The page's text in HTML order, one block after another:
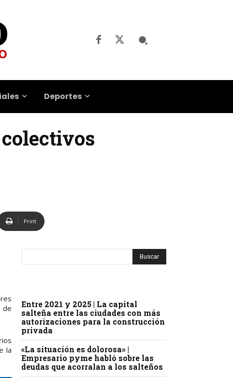
Deportes
Print
de
la
Entre 2021 y 2025 | La capital
salteña entre las ciudades con más
autorizaciones para la construcción
privada
«La situación es dolorosa» |
Empresario pyme habló sobre las
deudas que acorralan a los salteños